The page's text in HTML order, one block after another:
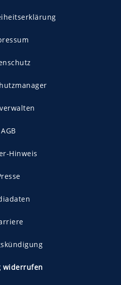
AGB
Hinweis
widerrufen